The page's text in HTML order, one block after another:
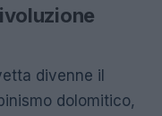
divenne il
dolomitico,